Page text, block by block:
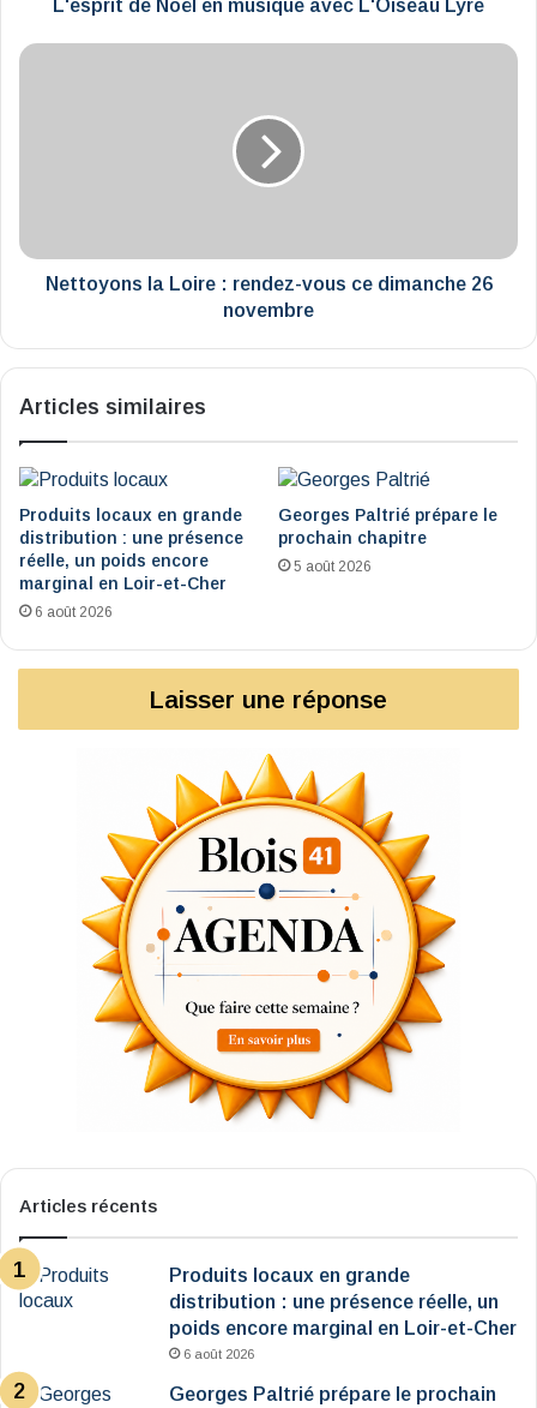
L'esprit de Noël en musique avec L'Oiseau Lyre
Nettoyons
26
novembre
Nettoyons la Loire : rendez-vous ce dimanche 26
novembre
Articles similaires
Produits locaux en grande
distribution : une présence
réelle, un poids encore
marginal en Loir-et-Cher
6 août 2026
Georges Paltrié prépare le
prochain chapitre
5 août 2026
Laisser une réponse
Articles récents
Produits locaux en grande
distribution : une présence réelle, un
poids encore marginal en Loir-et-Cher
6 août 2026
Georges Paltrié prépare le prochain